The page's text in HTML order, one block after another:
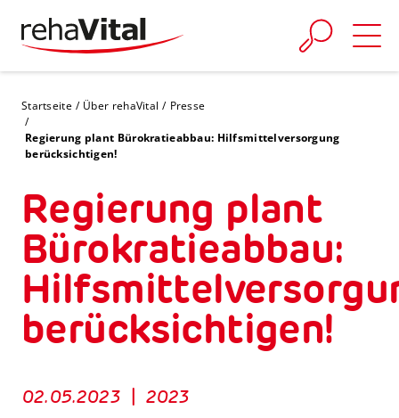
Startseite Über rehaVital Presse
Regierung plant Bürokratieabbau: Hilfsmittelversorgung
berücksichtigen!
Regierung plant
Bürokratieabbau:
berücksichtigen!
02.05.2023 | 2023